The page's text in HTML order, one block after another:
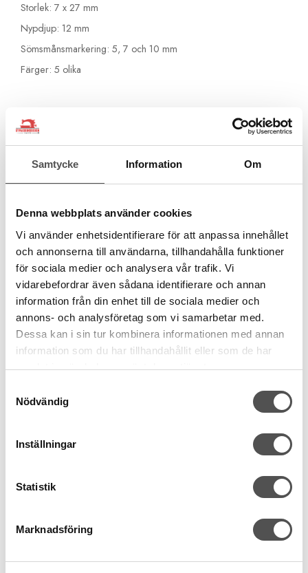
Samtycke Information Om
Denna webbplats använder cookies
Vi använder enhetsidentifierare för att anpassa innehållet
och annonserna till användarna, tillhandahålla funktioner
för sociala medier och analysera vår trafik. Vi
vidarebefordrar även sådana identifierare och annan
information från din enhet till de sociala medier och
annons- och analysföretag som vi samarbetar med.
Dessa kan i sin tur kombinera informationen med annan
information som du har tillhandahållit eller som de har
samlat in när du har använt deras tjänster.
Nödvändig
Inställningar
Statistik
Marknadsföring
Storlek: 7 x 27 mm
Nypdjup: 12 mm
Sömsmånsmarkering: 5, 7 och 10 mm
Färger: 5 olika
Artikelnummer:
cl3189
Rekommenderade tillbehör till denna produkt
Clover
Clover Mini Wonder Clips
6 x 27 mm
2 färger
160 kr